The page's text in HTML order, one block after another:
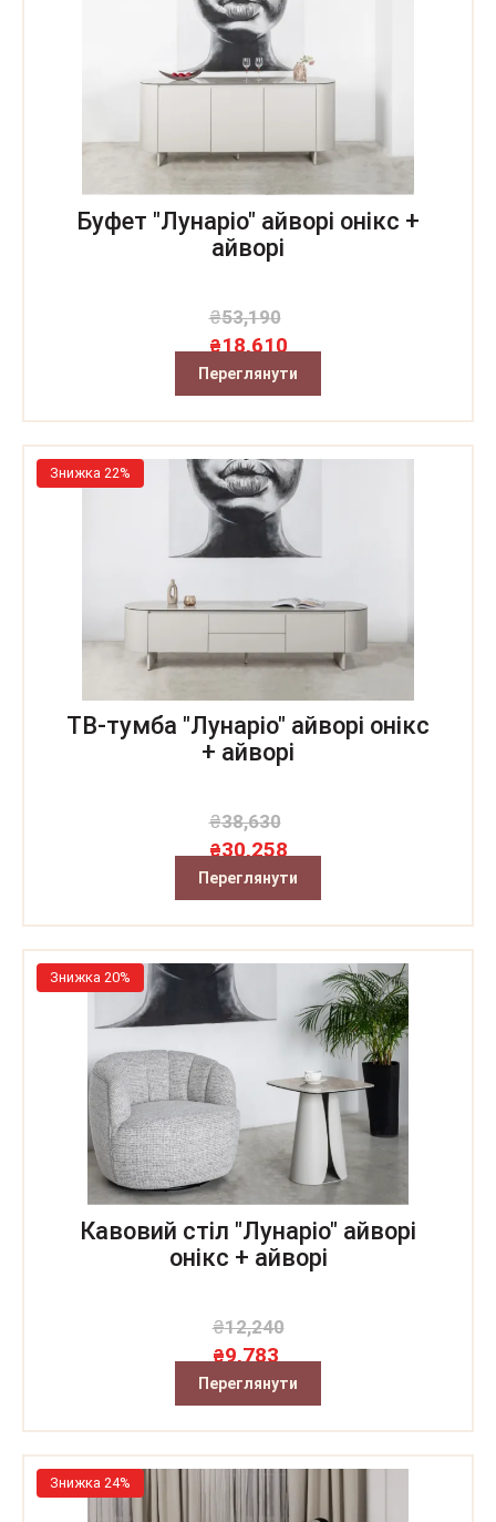
Буфет "Лунаріо" айворі онікс +
айворі
₴53,190
₴18,610
Переглянути
Знижка 22%
ТВ-тумба "Лунаріо" айворі онікс
+ айворі
₴38,630
₴30,258
Переглянути
Знижка 20%
Кавовий стіл "Лунаріо" айворі
онікс + айворі
₴12,240
₴9,783
Переглянути
Знижка 24%